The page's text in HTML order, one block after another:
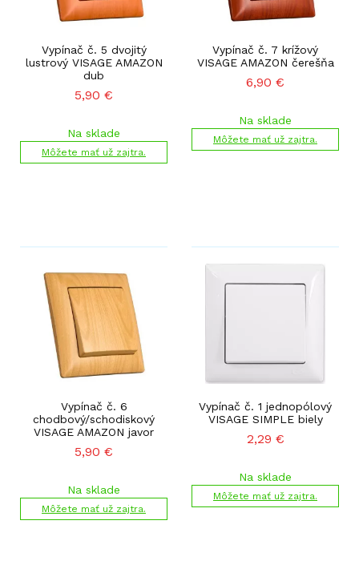
Vypínač č. 5 dvojitý
lustrový VISAGE AMAZON
dub
5,90 €
Na sklade
Môžete mať už zajtra.
Vypínač č. 7 krížový
VISAGE AMAZON čerešňa
6,90 €
Na sklade
Môžete mať už zajtra.
Vypínač č. 6
chodbový/schodiskový
VISAGE AMAZON javor
5,90 €
Na sklade
Môžete mať už zajtra.
Vypínač č. 1 jednopólový
VISAGE SIMPLE biely
2,29 €
Na sklade
Môžete mať už zajtra.